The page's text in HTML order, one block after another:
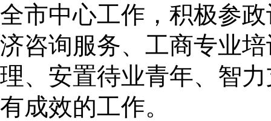
全市中心工作，积极参
济咨询服务、工商专业
理、安置待业青年、智
有成效的工作。